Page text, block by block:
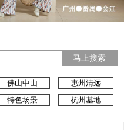
马上搜索
佛山中山
惠州清远
特色场景 杭州基地